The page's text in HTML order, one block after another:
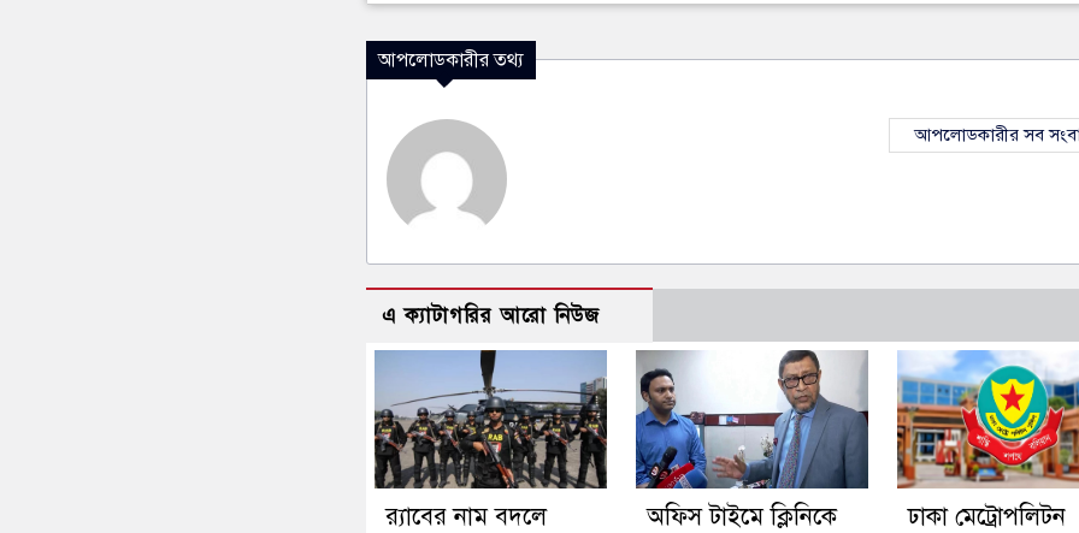
আপলোডকারীর তথ্য
আপলোডকারীর সব
এ ক্যাটাগরির আরো নিউজ
র‍্যাবের নাম বদলে
অফিস টাইমে ক্লিনিকে
ঢাকা মেট্রোপলিটন